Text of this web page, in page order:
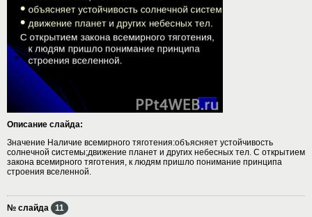
Описание слайда:
Значение Наличие всемирного тяготения:объясняет устойчивость
солнечной системы;движение планет и других небесных тел. С открытием
закона всемирного тяготения, к людям пришло понимание принципа
строения вселенной.
№ слайда 11